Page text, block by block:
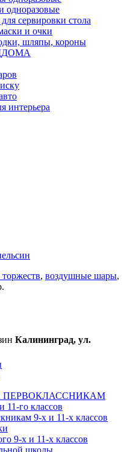
одноразовые
сервировки стола
и очки
шляпы, короны
интерьера
, воздушные шары,
Калининград, ул.
го классов
9-х и 11-х классов
9-х и 11-х классов
школы